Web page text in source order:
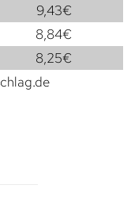
9,43€
8,84€
8,25€